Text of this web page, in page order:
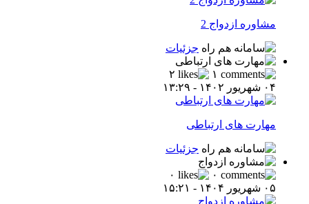
مشاوره ازدواج 2
جزئیات
۰۴ شهریور ۱۴۰۲ - ۱۳:۲۹
مهارت های ارتباطی
جزئیات
۰۵ شهریور ۱۴۰۴ - ۱۵:۲۱